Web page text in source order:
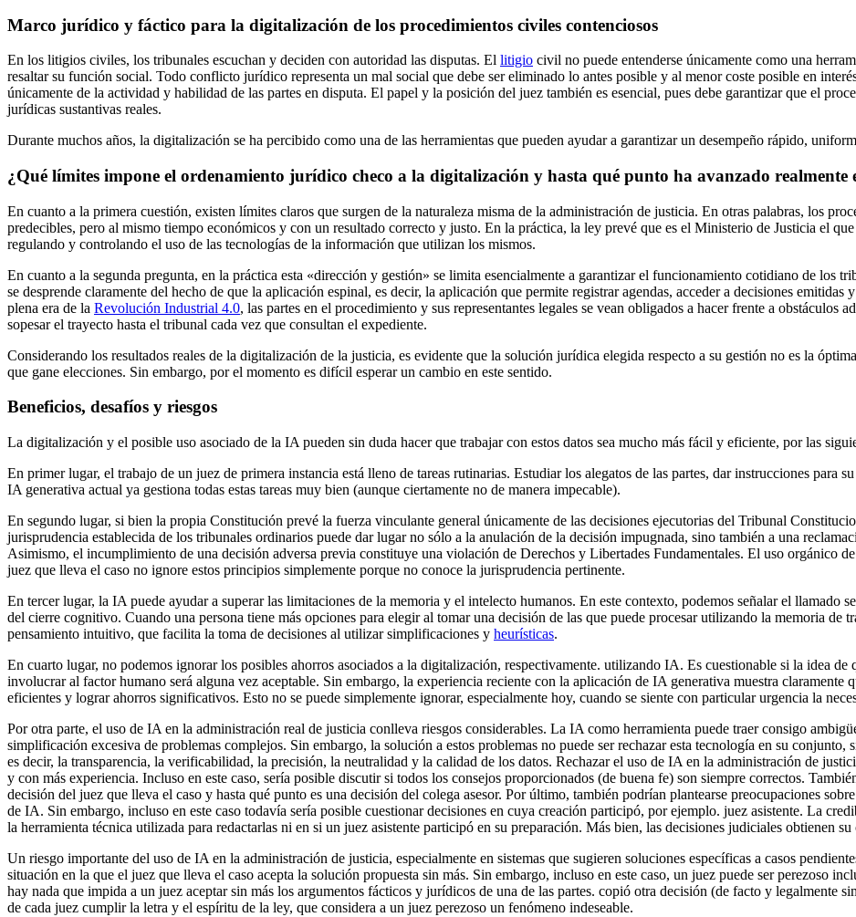
Marco jurídico y fáctico para la digitalización de los procedimientos civiles contenciosos
En los litigios civiles, los tribunales escuchan y deciden con autoridad las disputas. El litigio civil no puede entenderse únicamente como una
resaltar su función social. Todo conflicto jurídico representa un mal social que debe ser eliminado lo antes posible y al menor coste posible en
únicamente de la actividad y habilidad de las partes en disputa. El papel y la posición del juez también es esencial, pues debe garantizar que el
jurídicas sustantivas reales.
Durante muchos años, la digitalización se ha percibido como una de las herramientas que pueden ayudar a garantizar un desempeño rápido,
¿Qué límites impone el ordenamiento jurídico checo a la digitalización y hasta qué punto ha avanzado realmente
En cuanto a la primera cuestión, existen límites claros que surgen de la naturaleza misma de la administración de justicia. En otras palabras, los
predecibles, pero al mismo tiempo económicos y con un resultado correcto y justo. En la práctica, la ley prevé que es el Ministerio de Justicia el
regulando y controlando el uso de las tecnologías de la información que utilizan los mismos.
En cuanto a la segunda pregunta, en la práctica esta «dirección y gestión» se limita esencialmente a garantizar el funcionamiento cotidiano de los
se desprende claramente del hecho de que la aplicación espinal, es decir, la aplicación que permite registrar agendas, acceder a decisiones
plena era de la Revolución Industrial 4.0, las partes en el procedimiento y sus representantes legales se vean obligados a hacer frente a obstáculos
sopesar el trayecto hasta el tribunal cada vez que consultan el expediente.
Considerando los resultados reales de la digitalización de la justicia, es evidente que la solución jurídica elegida respecto a su gestión no es la
que gane elecciones. Sin embargo, por el momento es difícil esperar un cambio en este sentido.
Beneficios, desafíos y riesgos
La digitalización y el posible uso asociado de la IA pueden sin duda hacer que trabajar con estos datos sea mucho más fácil y eficiente, por las
En primer lugar, el trabajo de un juez de primera instancia está lleno de tareas rutinarias. Estudiar los alegatos de las partes, dar instrucciones para
IA generativa actual ya gestiona todas estas tareas muy bien (aunque ciertamente no de manera impecable).
En segundo lugar, si bien la propia Constitución prevé la fuerza vinculante general únicamente de las decisiones ejecutorias del Tribunal
jurisprudencia establecida de los tribunales ordinarios puede dar lugar no sólo a la anulación de la decisión impugnada, sino también a una
Asimismo, el incumplimiento de una decisión adversa previa constituye una violación de Derechos y Libertades Fundamentales. El uso orgánico
juez que lleva el caso no ignore estos principios simplemente porque no conoce la jurisprudencia pertinente.
En tercer lugar, la IA puede ayudar a superar las limitaciones de la memoria y el intelecto humanos. En este contexto, podemos señalar el llamado
del cierre cognitivo. Cuando una persona tiene más opciones para elegir al tomar una decisión de las que puede procesar utilizando la memoria de
pensamiento intuitivo, que facilita la toma de decisiones al utilizar simplificaciones y heurísticas.
En cuarto lugar, no podemos ignorar los posibles ahorros asociados a la digitalización, respectivamente. utilizando IA. Es cuestionable si la idea
involucrar al factor humano será alguna vez aceptable. Sin embargo, la experiencia reciente con la aplicación de IA generativa muestra claramente
eficientes y lograr ahorros significativos. Esto no se puede simplemente ignorar, especialmente hoy, cuando se siente con particular urgencia la
Por otra parte, el uso de IA en la administración real de justicia conlleva riesgos considerables. La IA como herramienta puede traer consigo
simplificación excesiva de problemas complejos. Sin embargo, la solución a estos problemas no puede ser rechazar esta tecnología en su conjunto,
es decir, la transparencia, la verificabilidad, la precisión, la neutralidad y la calidad de los datos. Rechazar el uso de IA en la administración de
y con más experiencia. Incluso en este caso, sería posible discutir si todos los consejos proporcionados (de buena fe) son siempre correctos.
decisión del juez que lleva el caso y hasta qué punto es una decisión del colega asesor. Por último, también podrían plantearse preocupaciones
de IA. Sin embargo, incluso en este caso todavía sería posible cuestionar decisiones en cuya creación participó, por ejemplo. juez asistente. La
la herramienta técnica utilizada para redactarlas ni en si un juez asistente participó en su preparación. Más bien, las decisiones judiciales obtienen
Un riesgo importante del uso de IA en la administración de justicia, especialmente en sistemas que sugieren soluciones específicas a casos
situación en la que el juez que lleva el caso acepta la solución propuesta sin más. Sin embargo, incluso en este caso, un juez puede ser perezoso
hay nada que impida a un juez aceptar sin más los argumentos fácticos y jurídicos de una de las partes. copió otra decisión (de facto y legalmente
de cada juez cumplir la letra y el espíritu de la ley, que considera a un juez perezoso un fenómeno indeseable.